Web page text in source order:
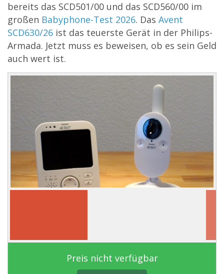
bereits das SCD501/00 und das SCD560/00 im
großen Babyphone-Test 2026. Das Avent
SCD630/26 ist das teuerste Gerät in der Philips-
Armada. Jetzt muss es beweisen, ob es sein Geld
auch wert ist.
Preis nicht verfügbar